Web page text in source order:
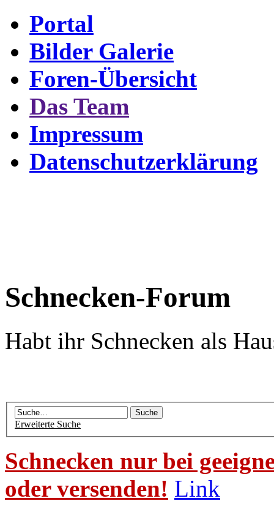
Portal
Bilder Galerie
Foren-Übersicht
Das Team
Impressum
Datenschutzerklärung
Schnecken-Forum
Habt ihr Schnecken als
Erweiterte Suche
Schnecken nur bei
oder versenden! Link